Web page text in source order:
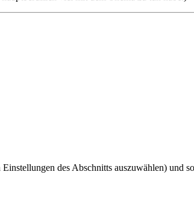
des Abschnitts auszuwählen)